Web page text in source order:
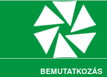
BEMUTATKOZÁS